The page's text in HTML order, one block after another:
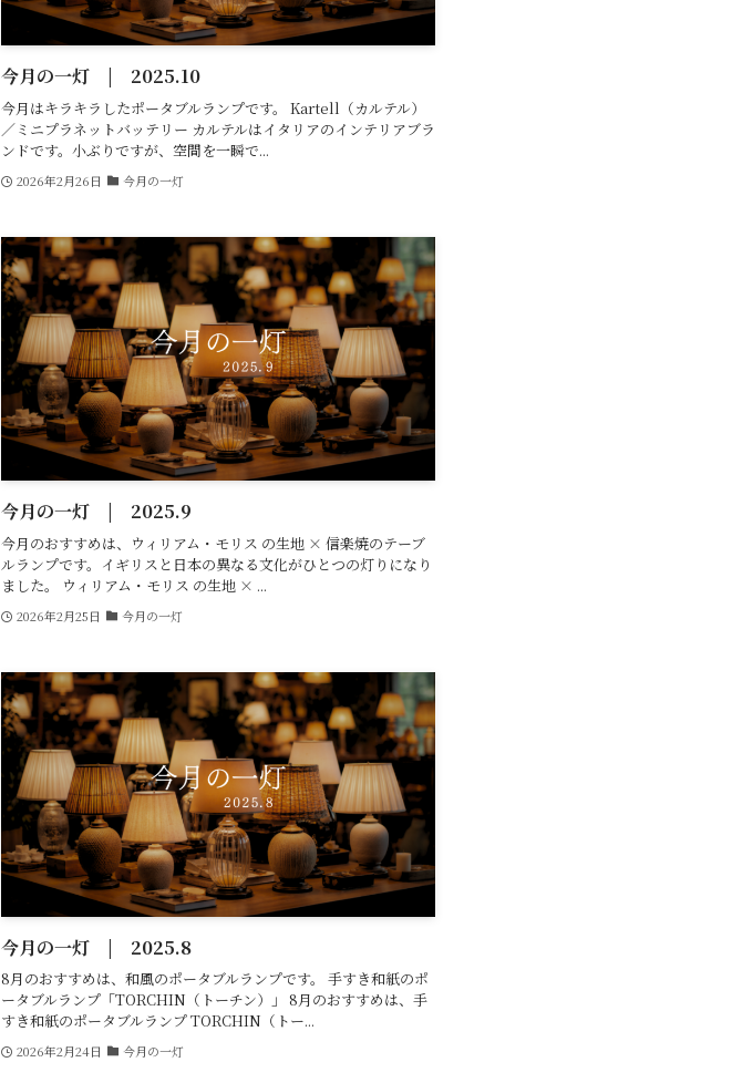
今月の一灯 | 2025.10
今月はキラキラしたポータブルランプです。 Kartell（カルテル）
／ミニプラネットバッテリー カルテルはイタリアのインテリアブラ
ンドです。小ぶりですが、空間を一瞬で...
2026年2月26日 今月の一灯
今月の一灯 | 2025.9
今月のおすすめは、ウィリアム・モリス の生地 × 信楽焼のテーブ
ルランプです。イギリスと日本の異なる文化がひとつの灯りになり
ました。 ウィリアム・モリス の生地 × ...
2026年2月25日 今月の一灯
今月の一灯 | 2025.8
8月のおすすめは、和風のポータブルランプです。 手すき和紙のポ
ータブルランプ「TORCHIN（トーチン）」 8月のおすすめは、手
すき和紙のポータブルランプ TORCHIN（トー...
2026年2月24日 今月の一灯